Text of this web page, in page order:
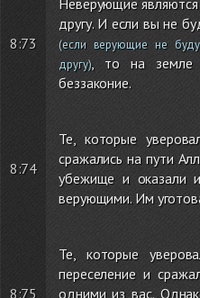
8:73
Неверующие
другу. И если вы не
(если верующие не
другу), то на земле
беззаконие.
8:74
Те, которые
сражались на пути
убежище и оказали
верующими. Им
8:75
Те, которые
переселение и
одними из вас.